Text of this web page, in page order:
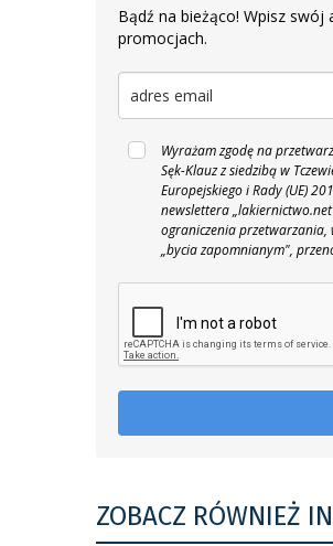
Bądź na bieżąco! Wpisz
promocjach.
Wyrażam zgodę na
Sęk-Klauz z siedzibą w
Europejskiego i Rady (UE)
newslettera
ograniczenia
„bycia zapomnianym",
ZOBACZ RÓWNIEŻ